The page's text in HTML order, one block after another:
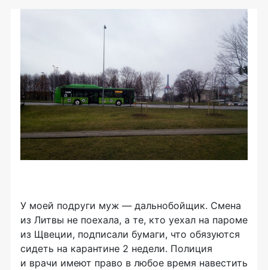
У моей подруги муж — дальнобойщик. Смена
из Литвы не поехала, а те, кто уехал на пароме
из Щвеции, подписали бумаги, что обязуются
сидеть на карантине 2 недели. Полиция
и врачи имеют право в любое время навестить